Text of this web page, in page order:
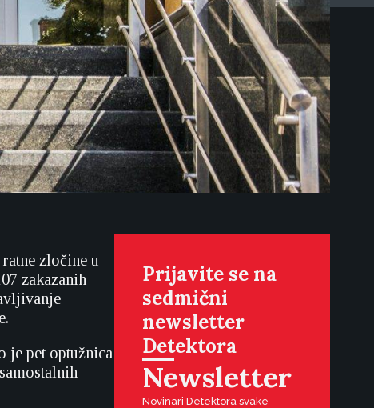
zločine u
zakazanih
je pet optužnica
Prijavite se na
sedmični
newsletter
Detektora
Newsletter
Novinari Detektora svake